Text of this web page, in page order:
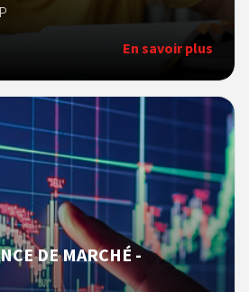
En savoir plus
DE MARCHÉ -